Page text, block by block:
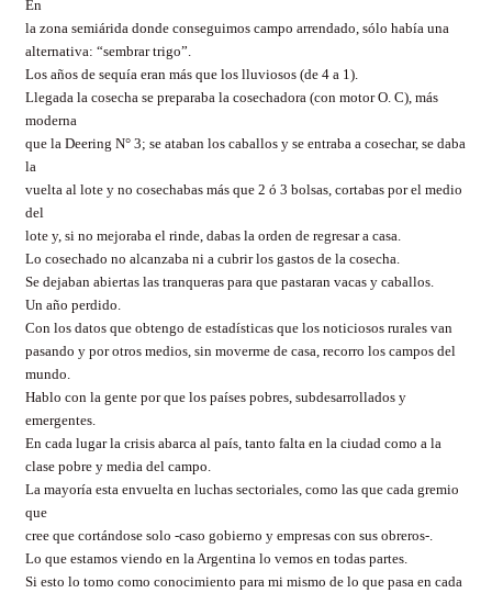
En
la zona semiárida donde conseguimos campo arrendado, sólo había una
alternativa: “sembrar trigo”.
Los años de sequía eran más que los lluviosos (de 4 a 1).
Llegada la cosecha se preparaba la cosechadora (con motor O. C), más
moderna
que la Deering N° 3; se ataban los caballos y se entraba a cosechar, se daba
la
vuelta al lote y no cosechabas más que 2 ó 3 bolsas, cortabas por el medio
del
lote y, si no mejoraba el rinde, dabas la orden de regresar a casa.
Lo cosechado no alcanzaba ni a cubrir los gastos de la cosecha.
Se dejaban abiertas las tranqueras para que pastaran vacas y caballos.
Un año perdido.
Con los datos que obtengo de estadísticas que los noticiosos rurales van
pasando y por otros medios, sin moverme de casa, recorro los campos del
mundo.
Hablo con la gente por que los países pobres, subdesarrollados y
emergentes.
En cada lugar la crisis abarca al país, tanto falta en la ciudad como a la
clase pobre y media del campo.
La mayoría esta envuelta en luchas sectoriales, como las que cada gremio
que
cree que cortándose solo -caso gobierno y empresas con sus obreros-.
Lo que estamos viendo en la Argentina lo vemos en todas partes.
Si esto lo tomo como conocimiento para mi mismo de lo que pasa en cada